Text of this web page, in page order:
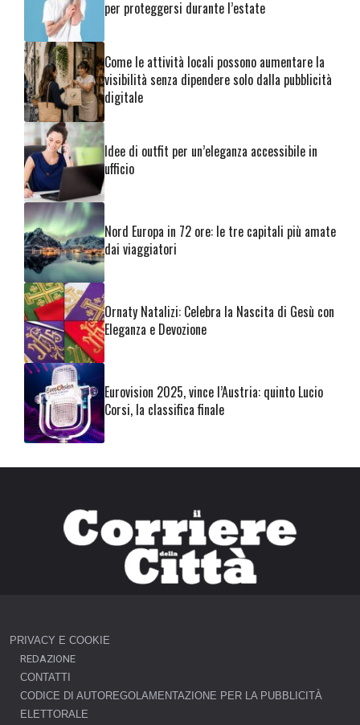
per proteggersi durante l’estate
Come le attività locali possono aumentare la
visibilità senza dipendere solo dalla pubblicità
digitale
Idee di outfit per un’eleganza accessibile in
ufficio
Nord Europa in 72 ore: le tre capitali più amate
dai viaggiatori
Ornaty Natalizi: Celebra la Nascita di Gesù con
Eleganza e Devozione
Eurovision 2025, vince l’Austria: quinto Lucio
Corsi, la classifica finale
PRIVACY E COOKIE
REDAZIONE
CONTATTI
CODICE DI AUTOREGOLAMENTAZIONE PER LA PUBBLICITÀ
ELETTORALE